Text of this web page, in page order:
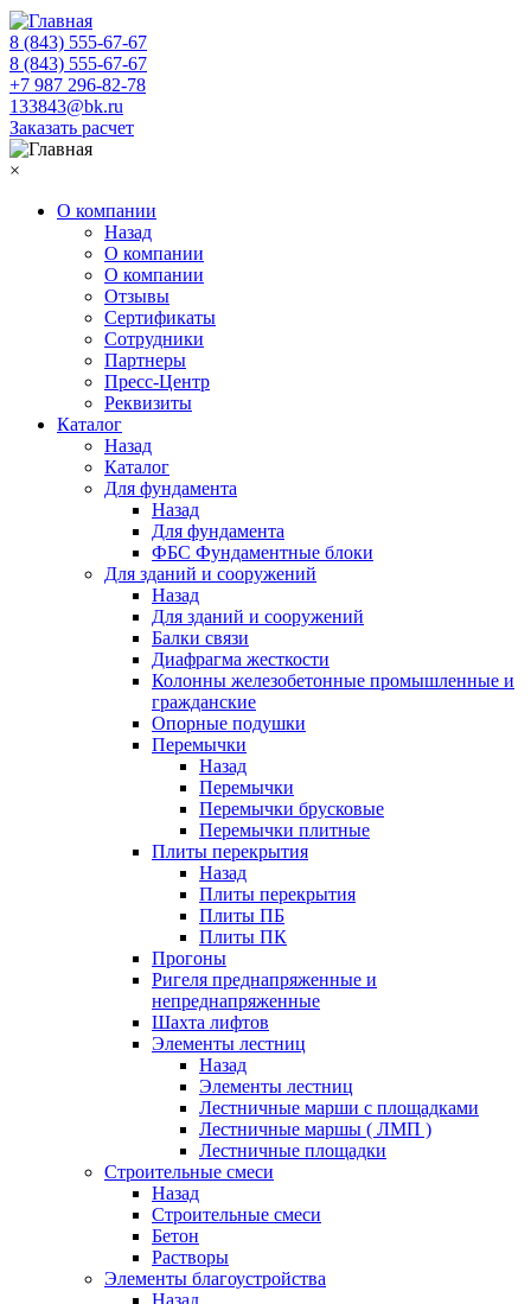
8 (843) 555-67-67
8 (843) 555-67-67
+7 987 296-82-78
133843@bk.ru
Заказать расчет
×
О компании
Назад
О компании
О компании
Отзывы
Сертификаты
Сотрудники
Партнеры
Пресс-Центр
Реквизиты
Каталог
Назад
Каталог
Для фундамента
Назад
Для фундамента
ФБС Фундаментные блоки
Для зданий и сооружений
Назад
Для зданий и сооружений
Балки связи
Диафрагма жесткости
Колонны железобетонные промышленные и
гражданские
Опорные подушки
Перемычки
Назад
Перемычки
Перемычки брусковые
Перемычки плитные
Плиты перекрытия
Назад
Плиты перекрытия
Плиты ПБ
Плиты ПК
Прогоны
Ригеля преднапряженные и
непреднапряженные
Шахта лифтов
Элементы лестниц
Назад
Элементы лестниц
Лестничные марши с площадками
Лестничные маршы ( ЛМП )
Лестничные площадки
Строительные смеси
Назад
Строительные смеси
Бетон
Растворы
Элементы благоустройства
Назад